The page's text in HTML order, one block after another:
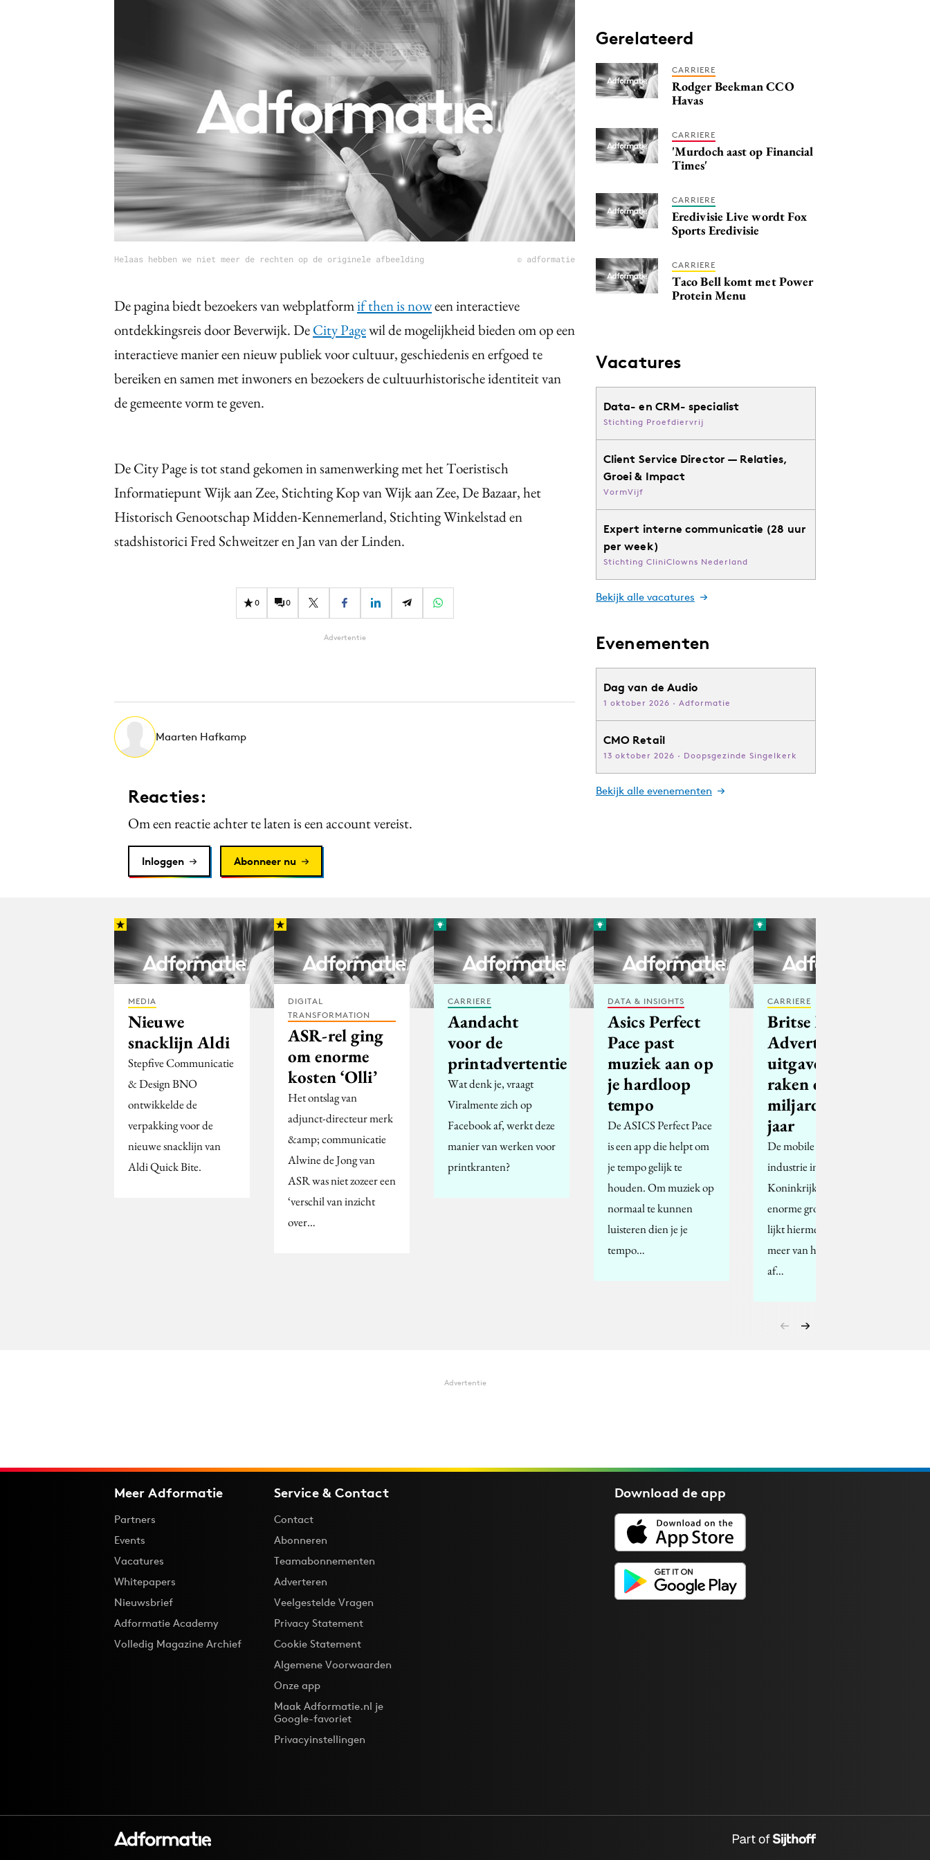
Gedragsverandering
Influencer marketing
Interne communicatie
Purpose Marketing
Reputatie & crisis
Helaas hebben we niet meer de rechten op de originele afbeelding © adformatie
De pagina biedt bezoekers van webplatformif then is noween interactieve
ontdekkingsreis door Beverwijk. DeCity Pagewil de mogelijkheid bieden om op een
interactieve manier een nieuw publiek voor cultuur, geschiedenis en erfgoed te
bereiken en samen met inwoners en bezoekers de cultuurhistorische identiteit van
de gemeente vorm te geven.
De City Page is tot stand gekomen in samenwerking met het Toeristisch
Informatiepunt Wijk aan Zee, Stichting Kop van Wijk aan Zee, De Bazaar, het
Historisch Genootschap Midden-Kennemerland, Stichting Winkelstad en
stadshistorici Fred Schweitzer en Jan van der Linden.
0 0
Advertentie
Maarten Hafkamp
Reacties:
Om een reactie achter te laten is een account vereist.
Inloggen Abonneer nu
Gerelateerd
CARRIERE
Rodger Beekman CCO
Havas
CARRIERE
'Murdoch aast op Financial
Times'
CARRIERE
Eredivisie Live wordt Fox
Sports Eredivisie
CARRIERE
Taco Bell komt met Power
Protein Menu
Vacatures
Data- en CRM- specialist
Stichting Proefdiervrij
Client Service Director — Relaties,
Groei & Impact
VormVijf
Expert interne communicatie (28 uur
per week)
Stichting CliniClowns Nederland
Bekijk alle vacatures
Evenementen
Dag van de Audio
1 oktober 2026 · Adformatie
CMO Retail
13 oktober 2026 · Doopsgezinde Singelkerk
Bekijk alle evenementen
MEDIA
Nieuwe
snacklijn Aldi
Stepfive Communicatie
& Design BNO
ontwikkelde de
verpakking voor de
nieuwe snacklijn van
Aldi Quick Bite.
DIGITAL
TRANSFORMATION
ASR-rel ging
om enorme
kosten ‘Olli’
Het ontslag van
adjunct-directeur merk
&amp; communicatie
Alwine de Jong van
ASR was niet zozeer een
‘verschil van inzicht
over…
CARRIERE
Aandacht
voor de
printadvertentie
Wat denk je, vraagt
Viralmente zich op
Facebook af, werkt deze
manier van werken voor
printkranten?
DATA & INSIGHTS
Asics Perfect
Pace past
muziek aan op
je hardloop
tempo
De ASICS Perfect Pace
is een app die helpt om
je tempo gelijk te
houden. Om muziek op
normaal te kunnen
luisteren dien je je
tempo…
CARRIERE
Britse Mobile
Advertising
uitgaven
raken de £1
miljard dit
jaar
De mobile advertising
industrie in Verenigd
Koninkrijk maakt een
enorme groei door en
lijkt hiermee steeds
meer van het vaste land
af…
Advertentie
Meer Adformatie
Partners
Events
Vacatures
Whitepapers
Nieuwsbrief
Adformatie Academy
Volledig Magazine Archief
Service & Contact
Contact
Abonneren
Teamabonnementen
Adverteren
Veelgestelde Vragen
Privacy Statement
Cookie Statement
Algemene Voorwaarden
Onze app
Maak Adformatie.nl je
Google-favoriet
Privacyinstellingen
Download deapp